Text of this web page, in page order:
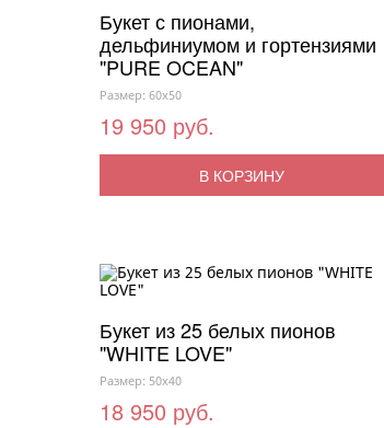
Букет с пионами,
дельфиниумом и гортензиями
"PURE OCEAN"
Размер: 60x50
19 950 руб.
В КОРЗИНУ
Букет из 25 белых пионов
"WHITE LOVE"
Размер: 50x40
18 950 руб.